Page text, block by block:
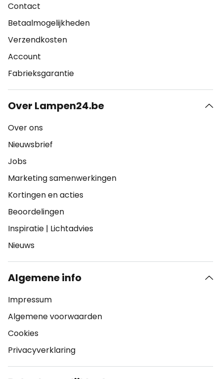
Contact
Betaalmogelijkheden
Verzendkosten
Account
Fabrieksgarantie
Over Lampen24.be
Over ons
Nieuwsbrief
Jobs
Marketing samenwerkingen
Kortingen en acties
Beoordelingen
Inspiratie | Lichtadvies
Nieuws
Algemene info
Impressum
Algemene voorwaarden
Cookies
Privacyverklaring